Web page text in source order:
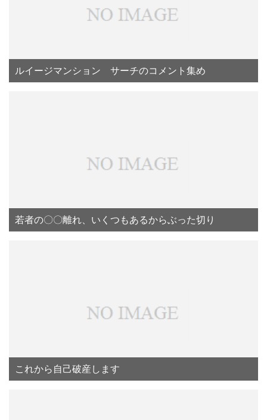
ルイージマンション サーチのコメント集め
若者の〇〇離れ、いくつもあるからぶった切り
これから自己破産します